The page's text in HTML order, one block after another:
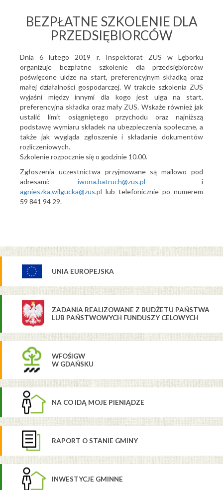
BEZPŁATNE SZKOLENIE DLA
PRZEDSIĘBIORCÓW
Dnia 6 lutego 2019 r. Inspektorat ZUS w Lęborku
organizuje bezpłatne szkolenie dla przedsiębiorców
poświęcone uldze na start, preferencyjnym składką oraz
małej działalności gospodarczej. W trakcie szkolenia ZUS
wyjaśni między innymi dla kogo jest ulga na start,
preferencyjna składka oraz mały ZUS. Wskaże również jak
ustalić limit osiągniętego przychodu oraz najniższą
podstawę wymiaru składek na ubezpieczenia społeczne, a
także jak wygląda zgłoszenie i składanie dokumentów
rozliczeniowych.
Szkolenie rozpocznie się o godzinie 10.00.
Zgłoszenia uczestnictwa przyjmowane są mailowo pod
adresami:iwona.batruch@zus.pl i
agnieszka.wilgucka@zus.pl lub telefonicznie po numerem
59 841 94 29.
UNIA EUROPEJSKA
ZADANIA REALIZOWANE Z BUDŻETU PAŃSTWA
LUB PAŃSTWOWYCH FUNDUSZY CELOWYCH
WFOŚIGW
W GDAŃSKU
NA CO IDĄ MOJE PIENIĄDZE
RAPORT O STANIE GMINY
INWESTYCJE GMINNE